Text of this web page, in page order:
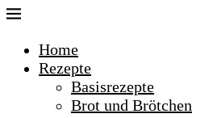
Home
Rezepte
Basisrezepte
Brot und Brötchen